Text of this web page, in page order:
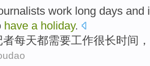
work long days
have a holiday.
者每天都需要工作很长时间